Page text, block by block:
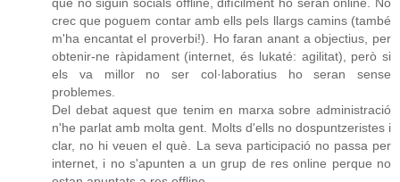
crec que poguem contar amb ells pels llargs camins (també
m'ha encantat el proverbi!). Ho faran anant a objectius, per
obtenir-ne ràpidament (internet, és lukaté: agilitat), però si
els va millor no ser col·laboratius ho seran sense
problemes.
Del debat aquest que tenim en marxa sobre administració
n'he parlat amb molta gent. Molts d'ells no dospuntzeristes i
clar, no hi veuen el què. La seva participació no passa per
internet, i no s'apunten a un grup de res online perque no